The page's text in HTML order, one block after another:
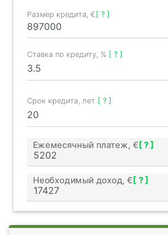
Размер кредита, €[ ? ]
Ставка по кредиту, % [ ? ]
Срок кредита, лет [ ? ]
Ежемесячный платеж, € [ ? ]
Необходимый доход, € [ ? ]